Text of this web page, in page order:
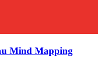
Mind Mapping